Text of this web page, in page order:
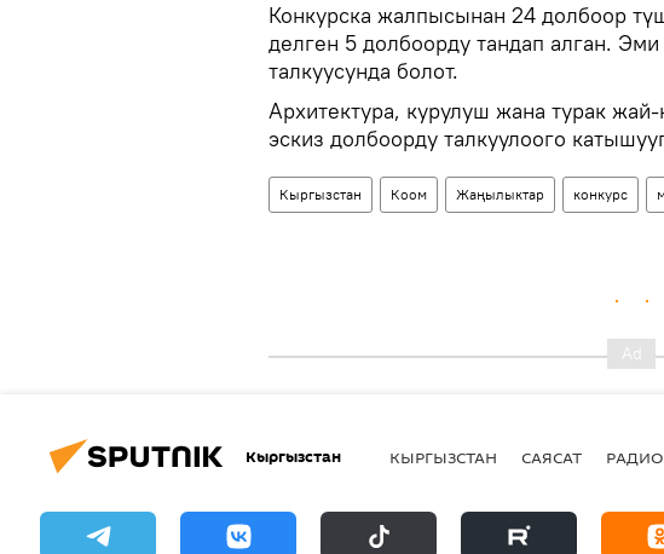
Конкурска жалпысынан 24 долбоор
делген 5 долбоорду тандап алган.
талкуусунда болот.
Архитектура, курулуш жана турак
эскиз долбоорду талкуулоого
Кыргызстан Коом Жаңылыктар конкурс
Кыргызстан КЫРГЫЗСТАН САЯСАТ РАДИО